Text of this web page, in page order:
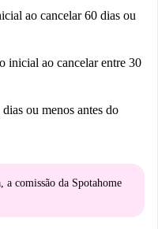
ao cancelar 60 dias ou
inicial ao cancelar entre 30
ou menos antes do
a comissão da Spotahome